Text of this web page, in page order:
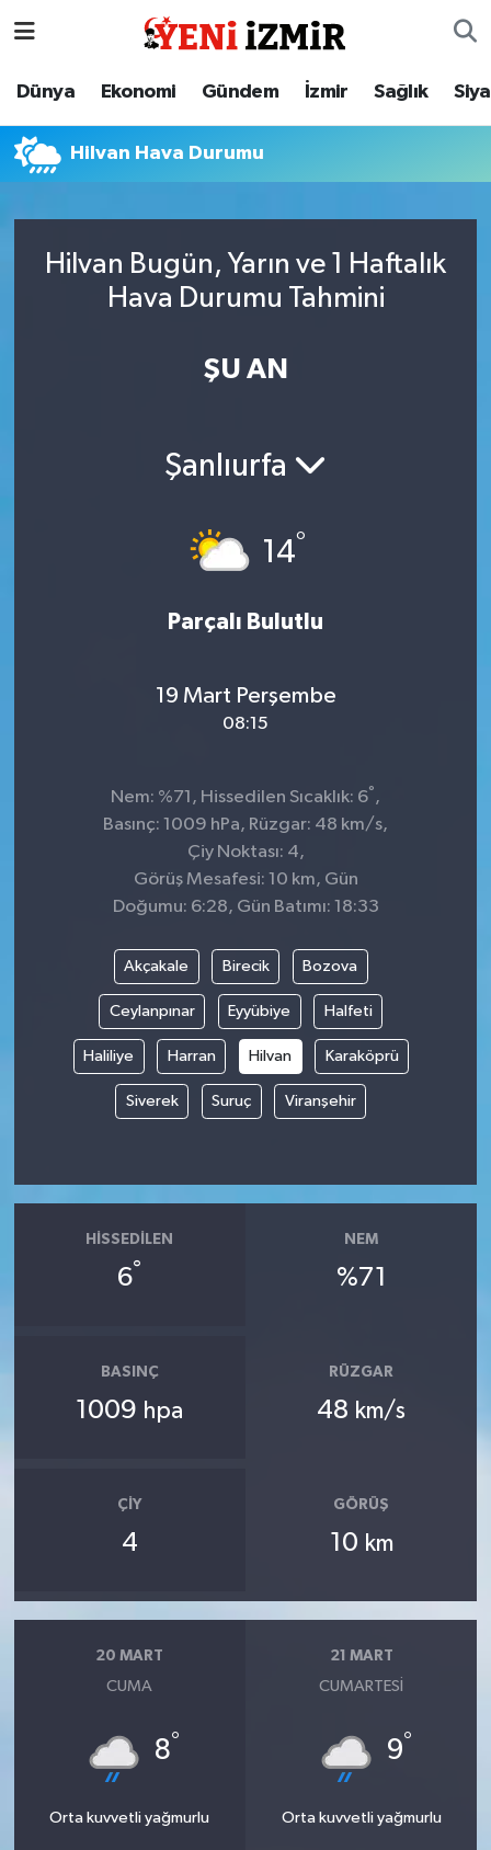
Dünya Ekonomi Gündem İzmir Sağlık
Hilvan Hava Durumu
Hilvan Bugün, Yarın ve 1 Haftalık
Hava Durumu Tahmini
ŞU AN
Şanlıurfa
14°
Parçalı Bulutlu
19 Mart Perşembe
08:15
Nem: %71, Hissedilen Sıcaklık: 6° ,
Basınç: 1009 hPa, Rüzgar: 48 km/s,
Çiy Noktası: 4,
Görüş Mesafesi: 10 km, Gün
Doğumu: 6:28, Gün Batımı: 18:33
Akçakale Birecik Bozova
Ceylanpınar Eyyübiye Halfeti
Haliliye Harran Hilvan Karaköprü
Siverek Suruç Viranşehir
HISSEDILEN
6°
NEM
%71
BASINÇ
1009 hpa
RÜZGAR
48 km/s
ÇIY
4
GÖRÜŞ
10 km
20 MART
CUMA
8°
Orta kuvvetli yağmurlu
21 MART
CUMARTESI
9°
Orta kuvvetli yağmurlu
Dünya
İzmir
Sağlık
Resmi İlanlar
İzmir Nöbetçi Eczaneler
İzmir Trafik Yoğunluk Haritası
Süper Lig Puan Durumu ve Fikstür